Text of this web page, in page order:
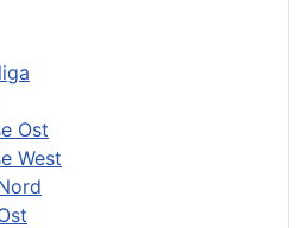
Ost
West